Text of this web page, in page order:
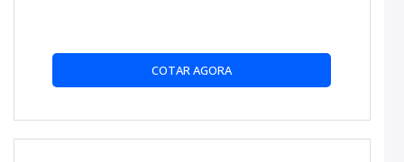
Mantenha o isolamento térmico em bom estado evitando
danos físicos ao material. Realize verificações periódicas para
GARANTIA
COTAR AGORA